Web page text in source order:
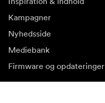
Kampagner
Nyhedsside
Mediebank
Firmware og opdateringer